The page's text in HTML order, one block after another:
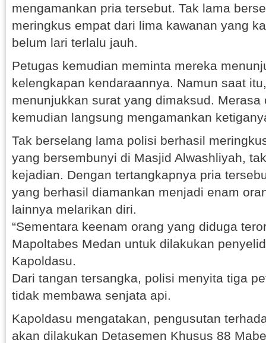
mengamankan pria tersebut. Tak lama
meringkus empat dari lima kawanan yang
belum lari terlalu jauh.
Petugas kemudian meminta mereka
kelengkapan kendaraannya. Namun saat
menunjukkan surat yang dimaksud. Merasa
kemudian langsung mengamankan
Tak berselang lama polisi berhasil
yang bersembunyi di Masjid Alwashliyah,
kejadian. Dengan tertangkapnya pria
yang berhasil diamankan menjadi enam
lainnya melarikan diri.
“Sementara keenam orang yang diduga
Mapoltabes Medan untuk dilakukan
Kapoldasu.
Dari tangan tersangka, polisi menyita tiga
tidak membawa senjata api.
Kapoldasu mengatakan, pengusutan
akan dilakukan Detasemen Khusus 88